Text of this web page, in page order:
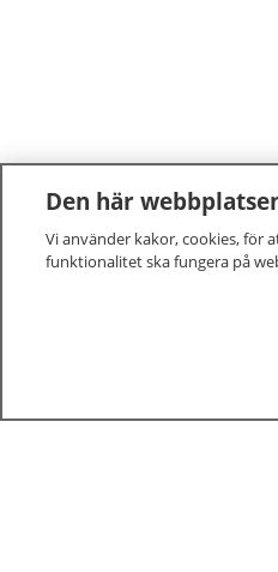
Den här
Vi använder kakor, cookies, för
funktionalitet ska fungera på